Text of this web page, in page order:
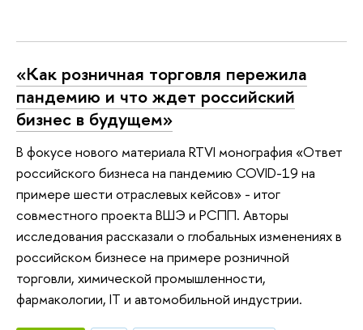
«Как розничная торговля пережила
пандемию и что ждет российский
бизнес в будущем»
В фокусе нового материала RTVI монография «Ответ
российского бизнеса на пандемию COVID-19 на
примере шести отраслевых кейсов» - итог
совместного проекта ВШЭ и РСПП. Авторы
исследования рассказали о глобальных изменениях в
российском бизнесе на примере розничной
торговли, химической промышленности,
фармакологии, IT и автомобильной индустрии.